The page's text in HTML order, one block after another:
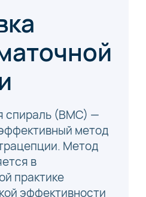
спираль (ВМС) —
метод
Метод
в
практике
эффективности